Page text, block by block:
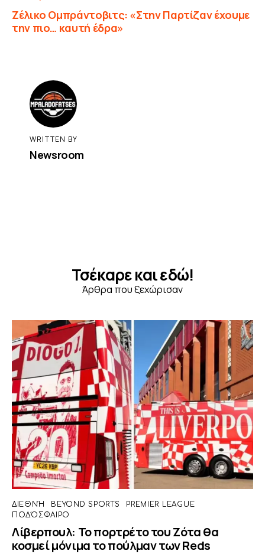
Ζέλικο Ομπράντοβιτς: «Στην Παρτίζαν έχουμε
την πιο… καυτή έδρα»
WRITTEN BY
Newsroom
Τσέκαρε και εδώ!
Άρθρα που ξεχώρισαν
ΔΙΕΘΝΉ BEYOND SPORTS
PREMIER LEAGUE
ΠΟΔΌΣΦΑΙΡΟ
Λίβερπουλ: Το πορτρέτο του Ζότα θα
κοσμεί μόνιμα το πούλμαν των Reds